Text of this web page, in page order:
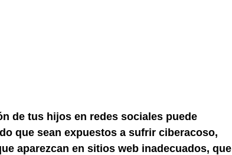
de tus hijos en redes sociales puede
que sean expuestos a sufrir ciberacoso,
aparezcan en sitios web inadecuados, que